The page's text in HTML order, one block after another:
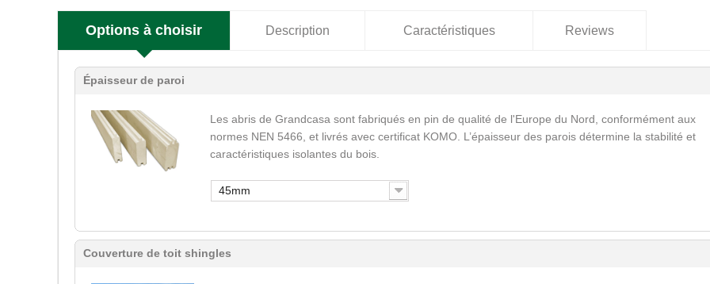
Options à choisir Description Caractéristiques Reviews
Épaisseur de paroi
Les abris de Grandcasa sont fabriqués en pin de qualité de l'Europe du Nord, conformément aux
normes NEN 5466, et livrés avec certificat KOMO. L’épaisseur des parois détermine la stabilité et
caractéristiques isolantes du bois.
45mm
Couverture de toit shingles